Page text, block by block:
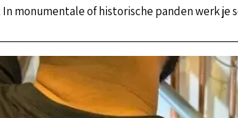
In monumentale of historische panden werk